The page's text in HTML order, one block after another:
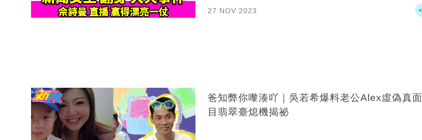
27 NOV 2023
爸知弊你嚟湊吖｜吳若希爆料老公Alex虛偽真面
目翡翠臺熄機揭祕